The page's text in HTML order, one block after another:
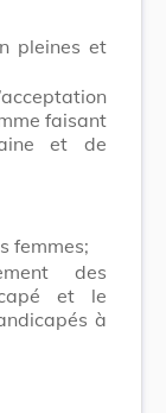
pleines et
faisant
et de
femmes;
des
et le
à